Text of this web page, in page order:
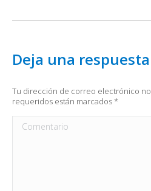
Deja una respuesta
Tu dirección de correo electrónico
requeridos están marcados*
Comentario